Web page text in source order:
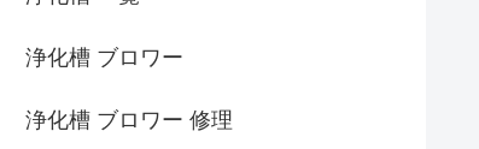
浄化槽 ブロワー
浄化槽 ブロワー 修理